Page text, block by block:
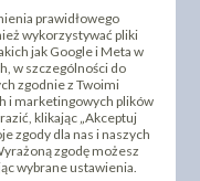
TOPPER KOMUNIA
W OKRĘGU Z
IMIENIEM (170S)
cena:15,29 zł
DO KOSZYKA
prawidłowego
wykorzystywać pliki
jak Google i Meta w
w szczególności do
zgodnie z Twoimi
i marketingowych plików
klikając „Akceptuj
zgody dla nas i naszych
zgodę możesz
wybrane ustawienia.